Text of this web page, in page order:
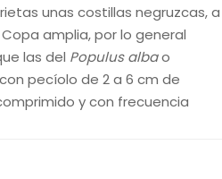
unas costillas negruzcas, a
amplia, por lo general
las del Populus albao
pecíolo de 2 a 6 cm de
y con frecuencia